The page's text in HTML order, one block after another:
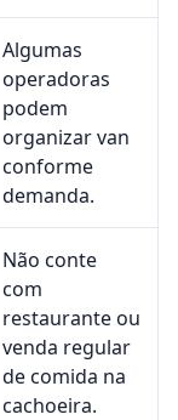
Algumas
operadoras
podem
organizar van
conforme
demanda.
Não conte
com
restaurante ou
venda regular
de comida na
cachoeira.